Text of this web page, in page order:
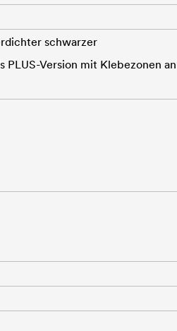
schwarzer
Version mit Klebezonen an